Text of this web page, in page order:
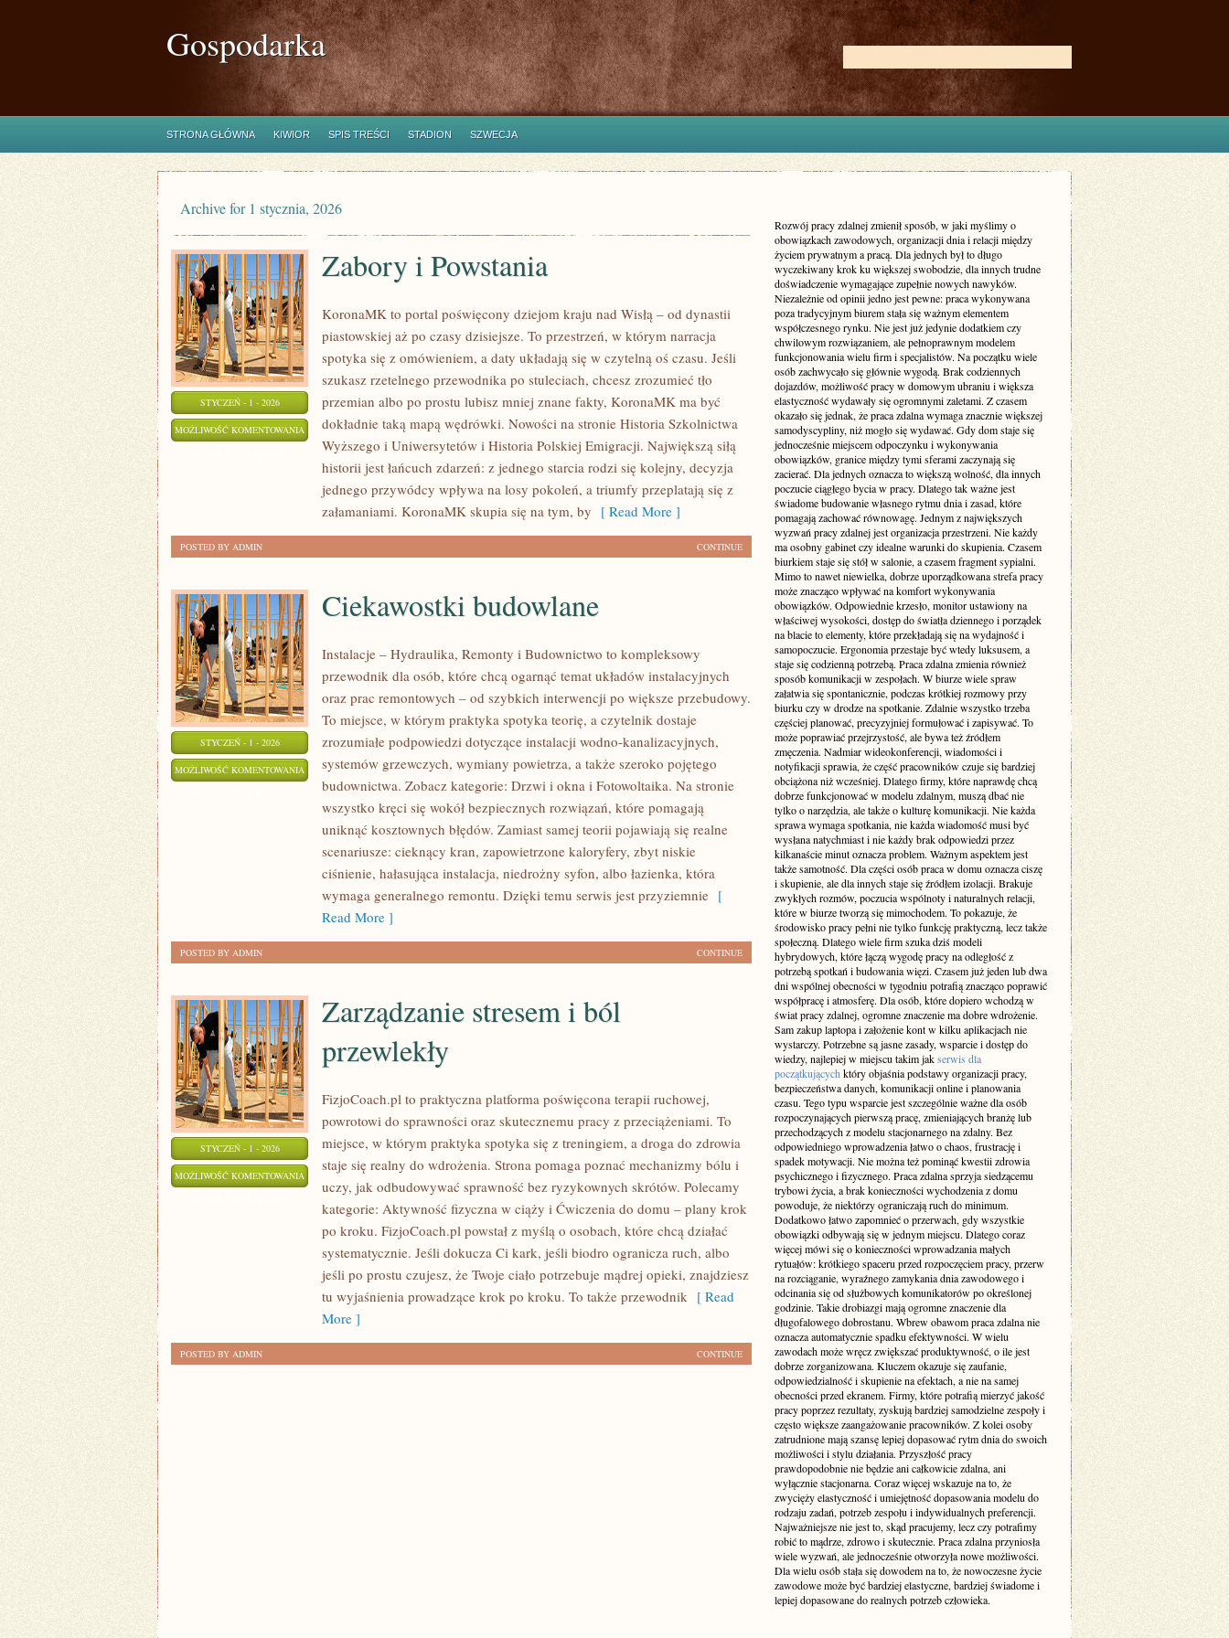
Gospodarka
STRONA GŁÓWNA KIWIOR SPIS TREŚCI STADION SZWECJA
Archive for 1 stycznia, 2026
STYCZEŃ - 1 - 2026
MOŻLIWOŚĆ KOMENTOWANIA ZABORY
POWSTANIA
Zabory i Powstania
KoronaMK to portal poświęcony dziejom kraju nad Wisłą – od dynastii
piastowskiej aż po czasy dzisiejsze. To przestrzeń, w którym narracja
spotyka się z omówieniem, a daty układają się w czytelną oś czasu. Jeśli
szukasz rzetelnego przewodnika po stuleciach, chcesz zrozumieć tło
przemian albo po prostu lubisz mniej znane fakty, KoronaMK ma być
dokładnie taką mapą wędrówki. Nowości na stronie Historia Szkolnictwa
Wyższego i Uniwersytetów i Historia Polskiej Emigracji. Największą siłą
historii jest łańcuch zdarzeń: z jednego starcia rodzi się kolejny, decyzja
jednego przywódcy wpływa na losy pokoleń, a triumfy przeplatają się z
załamaniami. KoronaMK skupia się na tym, by [ Read More ]
CONTINUE
POSTED BY ADMIN
STYCZEŃ - 1 - 2026
MOŻLIWOŚĆ KOMENTOWANIA CIEKAWOSTKI
BUDOWLANE
Ciekawostki budowlane
Instalacje – Hydraulika, Remonty i Budownictwo to kompleksowy
przewodnik dla osób, które chcą ogarnąć temat układów instalacyjnych
oraz prac remontowych – od szybkich interwencji po większe przebudowy.
To miejsce, w którym praktyka spotyka teorię, a czytelnik dostaje
zrozumiałe podpowiedzi dotyczące instalacji wodno-kanalizacyjnych,
systemów grzewczych, wymiany powietrza, a także szeroko pojętego
budownictwa. Zobacz kategorie: Drzwi i okna i Fotowoltaika. Na stronie
wszystko kręci się wokół bezpiecznych rozwiązań, które pomagają
uniknąć kosztownych błędów. Zamiast samej teorii pojawiają się realne
scenariusze: cieknący kran, zapowietrzone kaloryfery, zbyt niskie
ciśnienie, hałasująca instalacja, niedrożny syfon, albo łazienka, która
wymaga generalnego remontu. Dzięki temu serwis jest przyziemnie [
Read More ]
CONTINUE
POSTED BY ADMIN
STYCZEŃ - 1 - 2026
MOŻLIWOŚĆ KOMENTOWANIA ZARZĄDZANIE
STRESEM
Zarządzanie stresem i ból
przewlekły
FizjoCoach.pl to praktyczna platforma poświęcona terapii ruchowej,
powrotowi do sprawności oraz skutecznemu pracy z przeciążeniami. To
miejsce, w którym praktyka spotyka się z treningiem, a droga do zdrowia
staje się realny do wdrożenia. Strona pomaga poznać mechanizmy bólu i
uczy, jak odbudowywać sprawność bez ryzykownych skrótów. Polecamy
kategorie: Aktywność fizyczna w ciąży i Ćwiczenia do domu – plany krok
po kroku. FizjoCoach.pl powstał z myślą o osobach, które chcą działać
systematycznie. Jeśli dokucza Ci kark, jeśli biodro ogranicza ruch, albo
jeśli po prostu czujesz, że Twoje ciało potrzebuje mądrej opieki, znajdziesz
tu wyjaśnienia prowadzące krok po kroku. To także przewodnik [ Read
More ]
CONTINUE
POSTED BY ADMIN
Rozwój pracy zdalnej zmienił sposób, w jaki myślimy o
obowiązkach zawodowych, organizacji dnia i relacji między
życiem prywatnym a pracą. Dla jednych był to długo
wyczekiwany krok ku większej swobodzie, dla innych trudne
doświadczenie wymagające zupełnie nowych nawyków.
Niezależnie od opinii jedno jest pewne: praca wykonywana
poza tradycyjnym biurem stała się ważnym elementem
współczesnego rynku. Nie jest już jedynie dodatkiem czy
chwilowym rozwiązaniem, ale pełnoprawnym modelem
funkcjonowania wielu firm i specjalistów. Na początku wiele
osób zachwycało się głównie wygodą. Brak codziennych
dojazdów, możliwość pracy w domowym ubraniu i większa
elastyczność wydawały się ogromnymi zaletami. Z czasem
okazało się jednak, że praca zdalna wymaga znacznie większej
samodyscypliny, niż mogło się wydawać. Gdy dom staje się
jednocześnie miejscem odpoczynku i wykonywania
obowiązków, granice między tymi sferami zaczynają się
zacierać. Dla jednych oznacza to większą wolność, dla innych
poczucie ciągłego bycia w pracy. Dlatego tak ważne jest
świadome budowanie własnego rytmu dnia i zasad, które
pomagają zachować równowagę. Jednym z największych
wyzwań pracy zdalnej jest organizacja przestrzeni. Nie każdy
ma osobny gabinet czy idealne warunki do skupienia. Czasem
biurkiem staje się stół w salonie, a czasem fragment sypialni.
Mimo to nawet niewielka, dobrze uporządkowana strefa pracy
może znacząco wpływać na komfort wykonywania
obowiązków. Odpowiednie krzesło, monitor ustawiony na
właściwej wysokości, dostęp do światła dziennego i porządek
na blacie to elementy, które przekładają się na wydajność i
samopoczucie. Ergonomia przestaje być wtedy luksusem, a
staje się codzienną potrzebą. Praca zdalna zmienia również
sposób komunikacji w zespołach. W biurze wiele spraw
załatwia się spontanicznie, podczas krótkiej rozmowy przy
biurku czy w drodze na spotkanie. Zdalnie wszystko trzeba
częściej planować, precyzyjniej formułować i zapisywać. To
może poprawiać przejrzystość, ale bywa też źródłem
zmęczenia. Nadmiar wideokonferencji, wiadomości i
notyfikacji sprawia, że część pracowników czuje się bardziej
obciążona niż wcześniej. Dlatego firmy, które naprawdę chcą
dobrze funkcjonować w modelu zdalnym, muszą dbać nie
tylko o narzędzia, ale także o kulturę komunikacji. Nie każda
sprawa wymaga spotkania, nie każda wiadomość musi być
wysłana natychmiast i nie każdy brak odpowiedzi przez
kilkanaście minut oznacza problem. Ważnym aspektem jest
także samotność. Dla części osób praca w domu oznacza ciszę
i skupienie, ale dla innych staje się źródłem izolacji. Brakuje
zwykłych rozmów, poczucia wspólnoty i naturalnych relacji,
które w biurze tworzą się mimochodem. To pokazuje, że
środowisko pracy pełni nie tylko funkcję praktyczną, lecz także
społeczną. Dlatego wiele firm szuka dziś modeli
hybrydowych, które łączą wygodę pracy na odległość z
potrzebą spotkań i budowania więzi. Czasem już jeden lub dwa
dni wspólnej obecności w tygodniu potrafią znacząco poprawić
współpracę i atmosferę. Dla osób, które dopiero wchodzą w
świat pracy zdalnej, ogromne znaczenie ma dobre wdrożenie.
Sam zakup laptopa i założenie kont w kilku aplikacjach nie
wystarczy. Potrzebne są jasne zasady, wsparcie i dostęp do
wiedzy, najlepiej w miejscu takim jakserwis dla
początkujących który objaśnia podstawy organizacji pracy,
bezpieczeństwa danych, komunikacji online i planowania
czasu. Tego typu wsparcie jest szczególnie ważne dla osób
rozpoczynających pierwszą pracę, zmieniających branżę lub
przechodzących z modelu stacjonarnego na zdalny. Bez
odpowiedniego wprowadzenia łatwo o chaos, frustrację i
spadek motywacji. Nie można też pominąć kwestii zdrowia
psychicznego i fizycznego. Praca zdalna sprzyja siedzącemu
trybowi życia, a brak konieczności wychodzenia z domu
powoduje, że niektórzy ograniczają ruch do minimum.
Dodatkowo łatwo zapomnieć o przerwach, gdy wszystkie
obowiązki odbywają się w jednym miejscu. Dlatego coraz
więcej mówi się o konieczności wprowadzania małych
rytuałów: krótkiego spaceru przed rozpoczęciem pracy, przerw
na rozciąganie, wyraźnego zamykania dnia zawodowego i
odcinania się od służbowych komunikatorów po określonej
godzinie. Takie drobiazgi mają ogromne znaczenie dla
długofalowego dobrostanu. Wbrew obawom praca zdalna nie
oznacza automatycznie spadku efektywności. W wielu
zawodach może wręcz zwiększać produktywność, o ile jest
dobrze zorganizowana. Kluczem okazuje się zaufanie,
odpowiedzialność i skupienie na efektach, a nie na samej
obecności przed ekranem. Firmy, które potrafią mierzyć jakość
pracy poprzez rezultaty, zyskują bardziej samodzielne zespoły i
często większe zaangażowanie pracowników. Z kolei osoby
zatrudnione mają szansę lepiej dopasować rytm dnia do swoich
możliwości i stylu działania. Przyszłość pracy
prawdopodobnie nie będzie ani całkowicie zdalna, ani
wyłącznie stacjonarna. Coraz więcej wskazuje na to, że
zwycięży elastyczność i umiejętność dopasowania modelu do
rodzaju zadań, potrzeb zespołu i indywidualnych preferencji.
Najważniejsze nie jest to, skąd pracujemy, lecz czy potrafimy
robić to mądrze, zdrowo i skutecznie. Praca zdalna przyniosła
wiele wyzwań, ale jednocześnie otworzyła nowe możliwości.
Dla wielu osób stała się dowodem na to, że nowoczesne życie
zawodowe może być bardziej elastyczne, bardziej świadome i
lepiej dopasowane do realnych potrzeb człowieka.